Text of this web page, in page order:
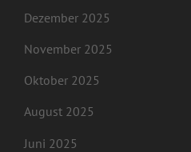
Dezember 2025
November 2025
Oktober 2025
August 2025
Juni 2025